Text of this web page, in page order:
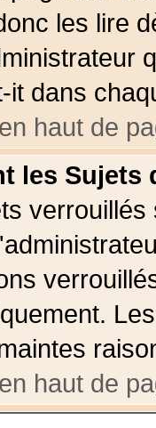
les lire
it dans
haut de
les
haut de